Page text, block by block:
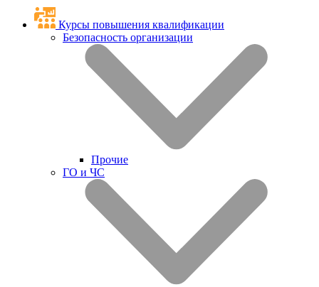
Курсы повышения квалификации
Безопасность организации
Прочие
ГО и ЧС